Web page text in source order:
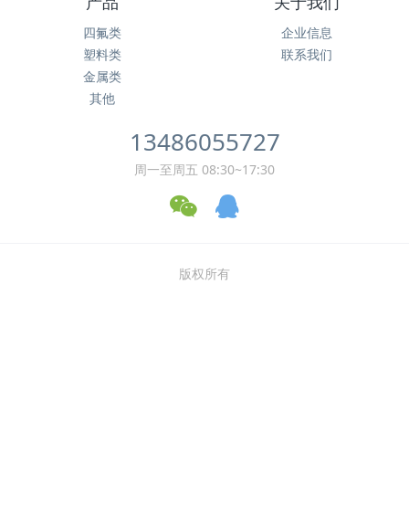
四氟类
塑料类
金属类
其他
企业信息
联系我们
13486055727
周一至周五 08:30~17:30
版权所有